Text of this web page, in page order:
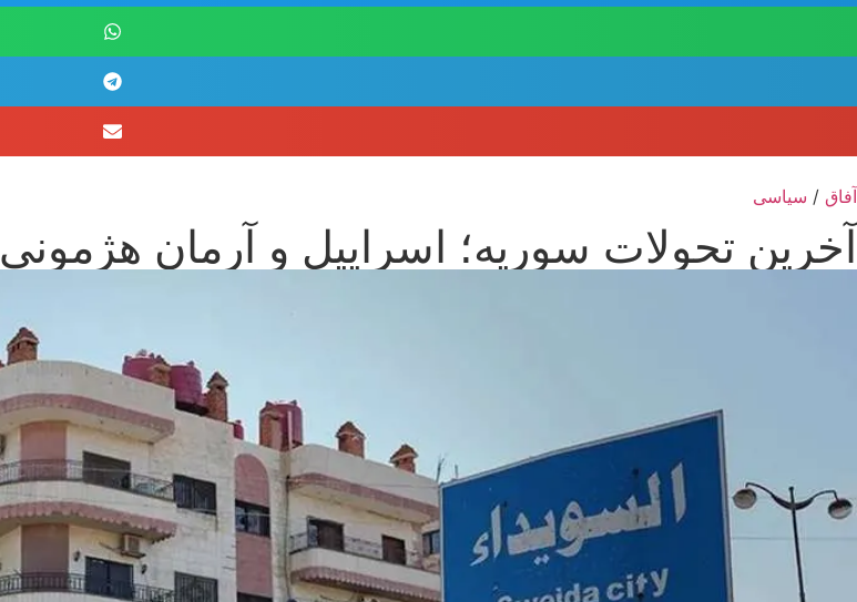
آفاق / سیاسی
آخرین تحولات سوریه؛ اسراییل و آرمان هژمونی